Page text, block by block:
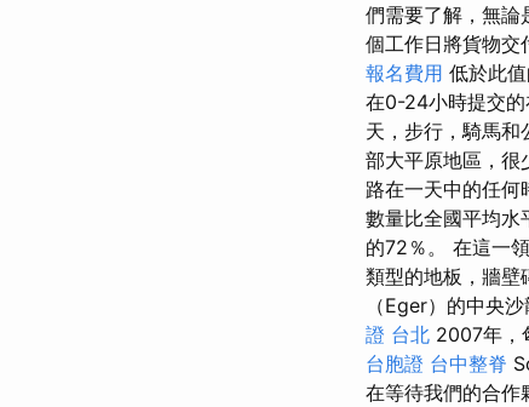
們需要了解，無論
個工作日將貨物交
報名費用 低於此
在0-24小時提交的
天，步行，騎馬和
部大平原地區，很
路在一天中的任
數量比全國平均水
的72％。 在這一
類型的地板，牆壁
（Eger）的中央
證 台北 2007年，
台胞證 台中整脊
在等待我們的合作